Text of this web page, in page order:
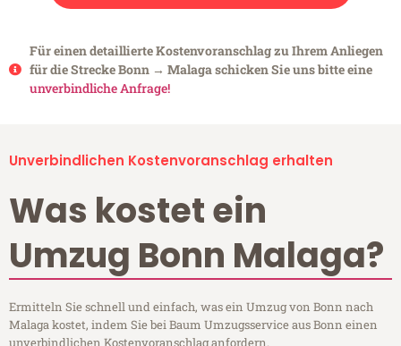
Für einen detaillierte Kostenvoranschlag zu Ihrem Anliegen
für die Strecke Bonn → Malaga schicken Sie uns bitte eine
unverbindliche Anfrage!
Unverbindlichen Kostenvoranschlag erhalten
Was kostet ein
Umzug Bonn Malaga?
Ermitteln Sie schnell und einfach, was ein Umzug von Bonn nach
Malaga kostet, indem Sie bei Baum Umzugsservice aus Bonn einen
unverbindlichen Kostenvoranschlag anfordern.